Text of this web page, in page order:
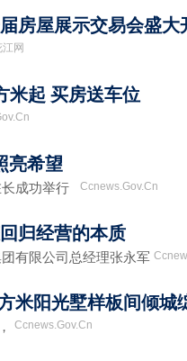
房屋展示交易会盛大
网
米起 买房送车位
亮希望
成功举行 Ccnews.Gov.Cn
归经营的本质
限公司总经理张永军
米阳光墅样板间倾城
Ccnews.Gov.Cn